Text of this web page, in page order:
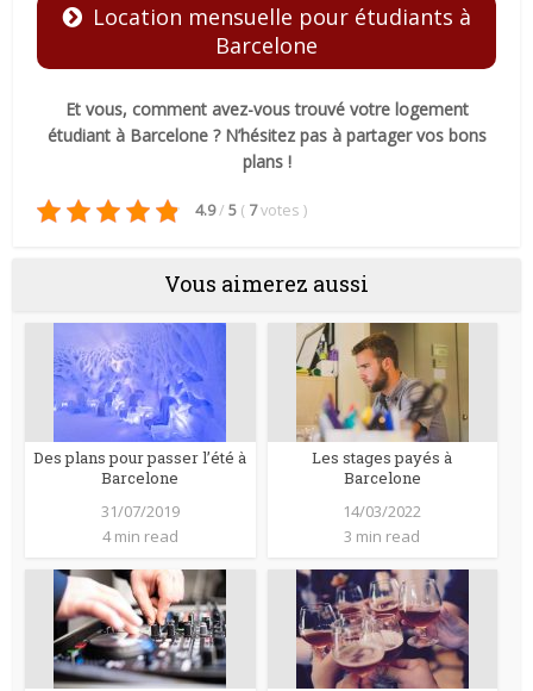
Location mensuelle pour étudiants à
Barcelone
Et vous, comment avez-vous trouvé votre logement
étudiant à Barcelone ? N’hésitez pas à partager vos bons
plans !
4.9/ 5 ( 7votes )
Vous aimerez aussi
Des plans pour passer l’été à
Barcelone
31/07/2019
4 min read
Les stages payés à
Barcelone
14/03/2022
3 min read